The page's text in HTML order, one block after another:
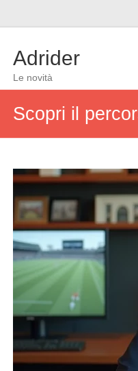
Adrider
Le novità
Scopri il